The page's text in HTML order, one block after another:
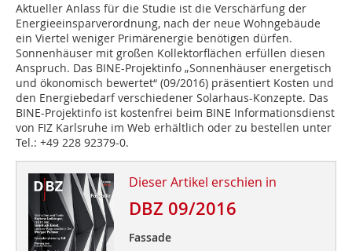
Aktueller Anlass für die Studie ist die Verschärfung der
Energieeinsparverordnung, nach der neue Wohngebäude
ein Viertel weniger Primärenergie benötigen dürfen.
Sonnenhäuser mit großen Kollektorflächen erfüllen diesen
Anspruch. Das BINE-Projektinfo „Sonnenhäuser energetisch
und ökonomisch bewertet“ (09/2016) präsentiert Kosten und
den Energiebedarf verschiedener Solarhaus-Konzepte. Das
BINE-Projektinfo ist kostenfrei beim BINE Informationsdienst
von FIZ Karlsruhe im Web erhältlich oder zu bestellen unter
Tel.: +49 228 92379-0.
Dieser Artikel erschien in
DBZ 09/2016
Fassade